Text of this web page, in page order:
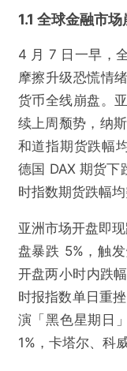
1.1 全球金融市场
4 月 7 日一早，
摩擦升级恐慌情
货币全线崩盘。
续上周颓势，纳
和道指期货跌幅
德国 DAX 期货下
时指数期货跌幅均
亚洲市场开盘即
盘暴跌 5%，触
开盘两小时内跌
时报指数单日重
演「黑色星期日
1%，卡塔尔、科